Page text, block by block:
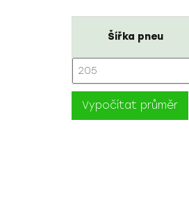
Šířka pneu
Vypočítat průměr